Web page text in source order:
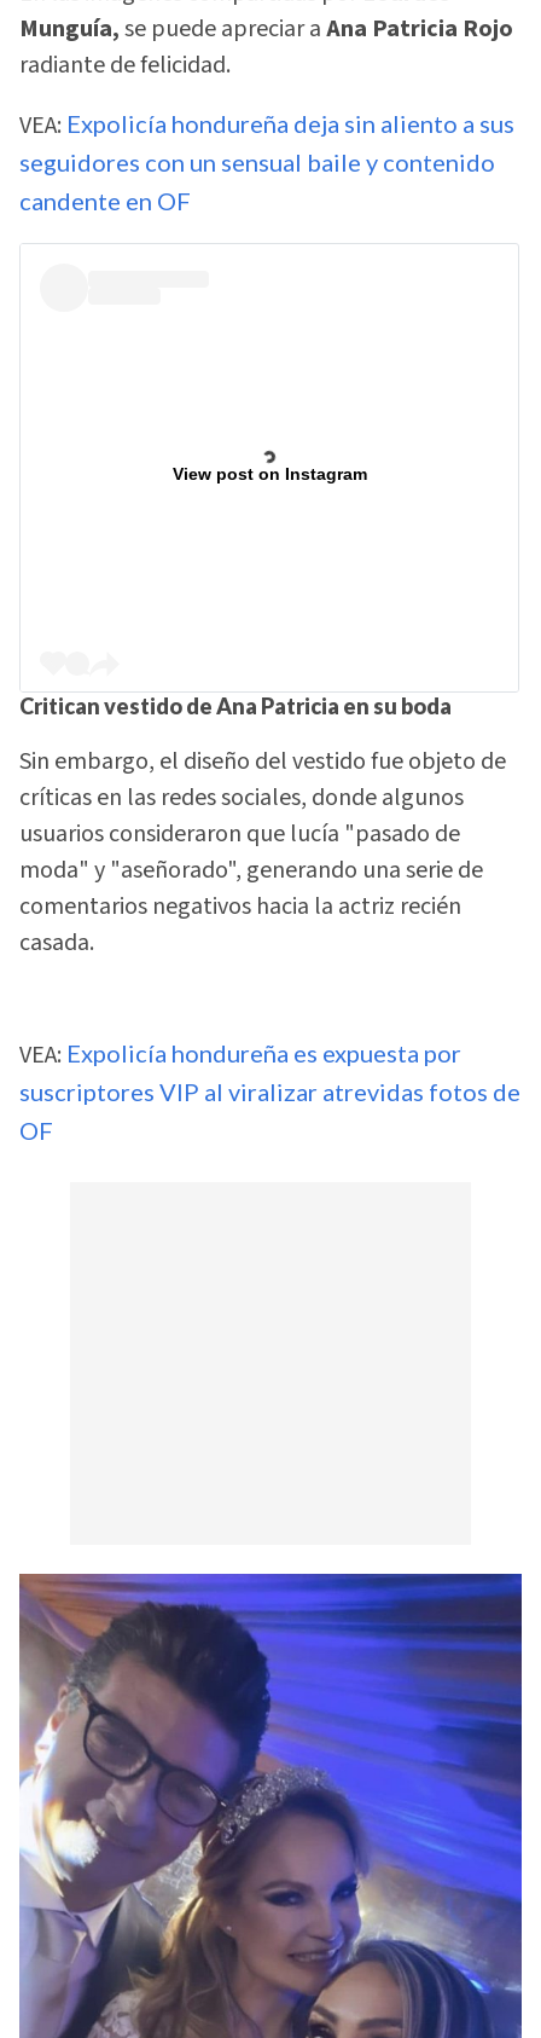
Munguía,se puede apreciar aAna Patricia Rojo
radiante de felicidad.
VEA: Expolicía hondureña deja sin aliento a sus
seguidores con un sensual baile y contenido
candente en OF
View post on Instagram
Critican vestido de Ana Patricia en su boda
Sin embargo, el diseño del vestido fue objeto de
críticas en las redes sociales, donde algunos
usuarios consideraron que lucía "pasado de
moda" y "aseñorado", generando una serie de
comentarios negativos hacia la actriz recién
casada.
VEA: Expolicía hondureña es expuesta por
suscriptores VIP al viralizar atrevidas fotos de
OF